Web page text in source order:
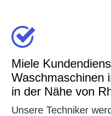
Miele
Waschmaschinen
in der Nähe von
Unsere Techniker